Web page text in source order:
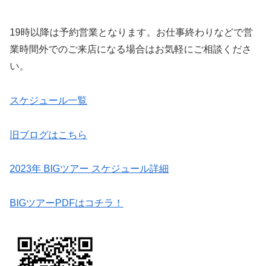
19時以降は予約営業となります。お仕事終わりなどで営
業時間外でのご来店になる場合はお気軽にご相談くださ
い。
スケジュール一覧
旧ブログはこちら
2023年 BIGツアー スケジュール詳細
BIGツアーPDFはコチラ！